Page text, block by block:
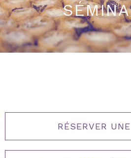
RÉSERVER